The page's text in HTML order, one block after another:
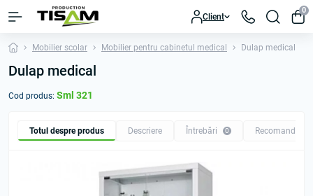
Client
0
Mobilier scolar Mobilier pentru cabinetul medical Dulap medical
Dulap medical
Cod produs: Sml 321
Totul despre produs Descriere Întrebări 0 Recomandăm